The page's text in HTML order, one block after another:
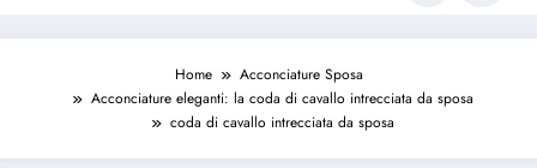
Home
Acconciature Sposa
Acconciature eleganti: la coda di cavallo intrecciata da sposa
coda di cavallo intrecciata da sposa